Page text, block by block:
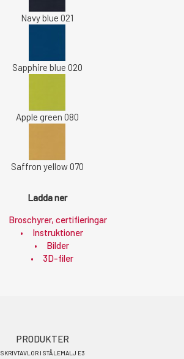
Navy blue 021
Sapphire blue 020
Apple green 080
Saffron yellow 070
Ladda ner
Broschyrer, certifieringar
Instruktioner
Bilder
3D-filer
PRODUKTER
SKRIVTAVLOR I STÅLEMALJ E3